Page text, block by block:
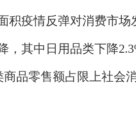
积疫情反弹对消费市场
，其中日用品类下降
品零售额占限上社会